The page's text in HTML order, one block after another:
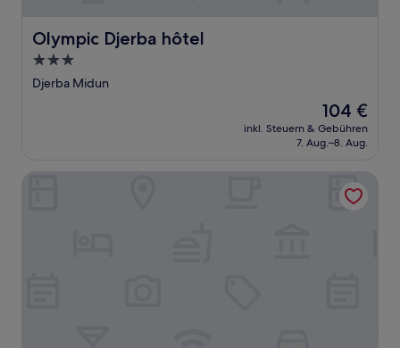
Olympic Djerba hôtel
Olympic Djerba hôtel
3.0-
Sterne-
Djerba Midun
Der
Preis
beträgt
104 €
inkl. Steuern & Gebühren
7. Aug.–8. Aug.